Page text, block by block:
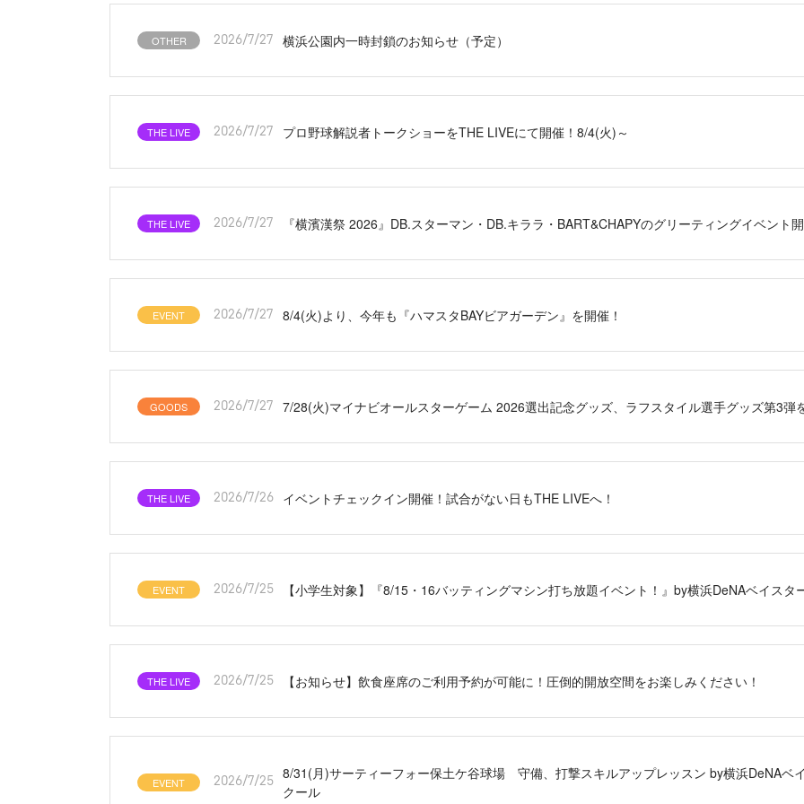
OTHER 2026/7/27 横浜公園内一時封鎖のお知らせ（予定）
THE LIVE 2026/7/27 プロ野球解説者トークショーをTHE LIVEにて開催！8/4(火)～
THE LIVE 2026/7/27 『横濱漢祭 2026』DB.スターマン・DB.キララ・BART&CHAPYのグリーティングイベント
EVENT 2026/7/27 8/4(火)より、今年も『ハマスタBAYビアガーデン』を開催！
GOODS 2026/7/27 7/28(火)マイナビオールスターゲーム 2026選出記念グッズ、ラフスタイル選手グッズ第3弾
THE LIVE 2026/7/26 イベントチェックイン開催！試合がない日もTHE LIVEへ！
EVENT 2026/7/25 【小学生対象】『8/15・16バッティングマシン打ち放題イベント！』by横浜DeNAベイスタ
THE LIVE 2026/7/25 【お知らせ】飲食座席のご利用予約が可能に！圧倒的開放空間をお楽しみください！
EVENT 2026/7/25
8/31(月)サーティーフォー保土ケ谷球場 守備、打撃スキルアップレッスン by横浜DeNAベ
クール